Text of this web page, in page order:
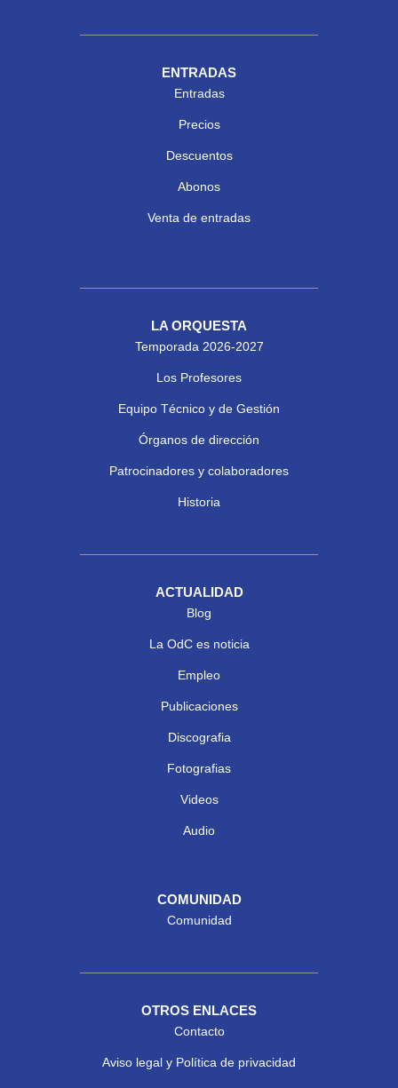
ENTRADAS
Entradas
Precios
Descuentos
Abonos
Venta de entradas
LA ORQUESTA
Temporada 2026-2027
Los Profesores
Equipo Técnico y de Gestión
Órganos de dirección
Patrocinadores y colaboradores
Historia
ACTUALIDAD
Blog
La OdC es noticia
Empleo
Publicaciones
Discografia
Fotografias
Videos
Audio
COMUNIDAD
Comunidad
OTROS ENLACES
Contacto
Aviso legal y Política de privacidad